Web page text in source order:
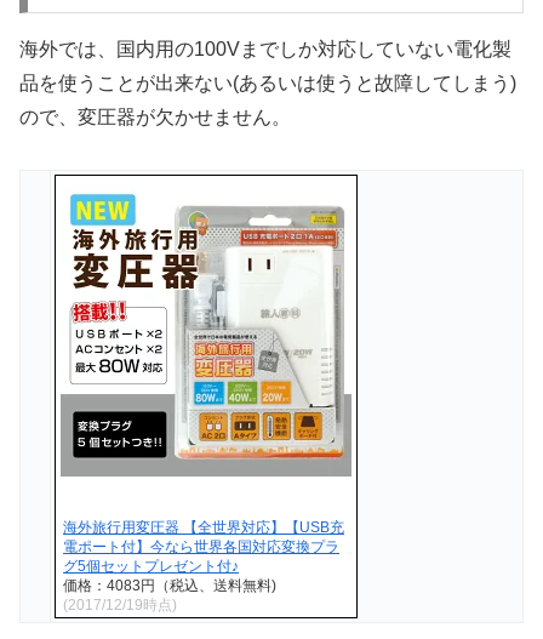
海外では、国内用の100Vまでしか対応していない電化製
品を使うことが出来ない(あるいは使うと故障してしまう)
ので、変圧器が欠かせません。
海外旅行用変圧器 【全世界対応】【USB充
電ポート付】今なら世界各国対応変換プラ
グ5個セットプレゼント付♪
価格：4083円（税込、送料無料)
(2017/12/19時点)